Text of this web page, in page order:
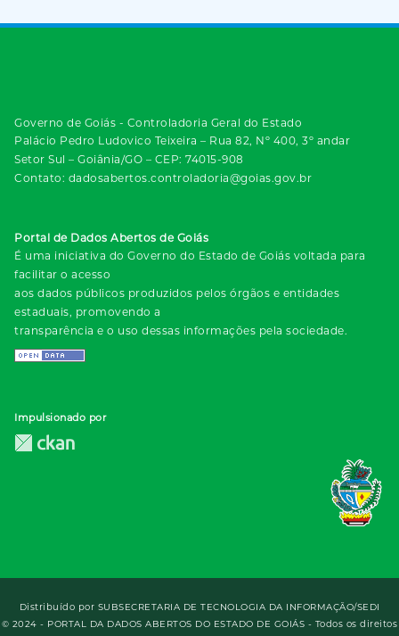
Governo de Goiás - Controladoria Geral do Estado
Palácio Pedro Ludovico Teixeira – Rua 82, Nº 400, 3º andar
Setor Sul – Goiânia/GO – CEP: 74015-908
Contato: dadosabertos.controladoria@goias.gov.br
Portal de Dados Abertos de Goiás
É uma iniciativa do Governo do Estado de Goiás voltada para
facilitar o acesso
aos dados públicos produzidos pelos órgãos e entidades
estaduais, promovendo a
transparência e o uso dessas informações pela sociedade.
Impulsionado por
Distribuído por SUBSECRETARIA DE TECNOLOGIA DA INFORMAÇÃO/SEDI
© 2024 - PORTAL DA DADOS ABERTOS DO ESTADO DE GOIÁS - Todos os direitos